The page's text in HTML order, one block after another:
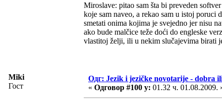
Miroslave: pitao sam šta bi preveden
koje sam naveo, a rekao sam u istoj
smetati onima kojima je svejedno jer nisu
ako bude malčice teže doći do engleske
vlastitoj želji, ili u nekim slučajevima birati
Miki
Гост
Одг: Jezik i jezičke novotarije - dobra
« Одговор #100 у: 01.32 ч. 01.08.2009.